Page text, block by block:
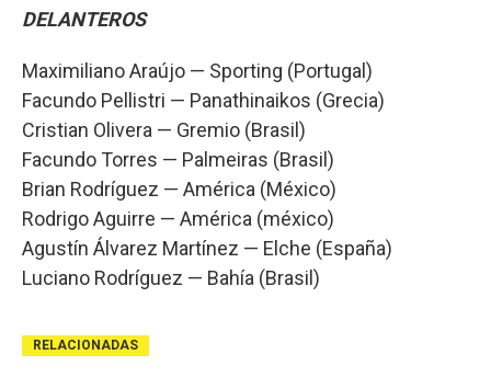
DELANTEROS
Maximiliano Araújo — Sporting (Portugal)
Facundo Pellistri — Panathinaikos (Grecia)
Cristian Olivera — Gremio (Brasil)
Facundo Torres — Palmeiras (Brasil)
Brian Rodríguez — América (México)
Rodrigo Aguirre — América (méxico)
Agustín Álvarez Martínez — Elche (España)
Luciano Rodríguez — Bahía (Brasil)
RELACIONADAS